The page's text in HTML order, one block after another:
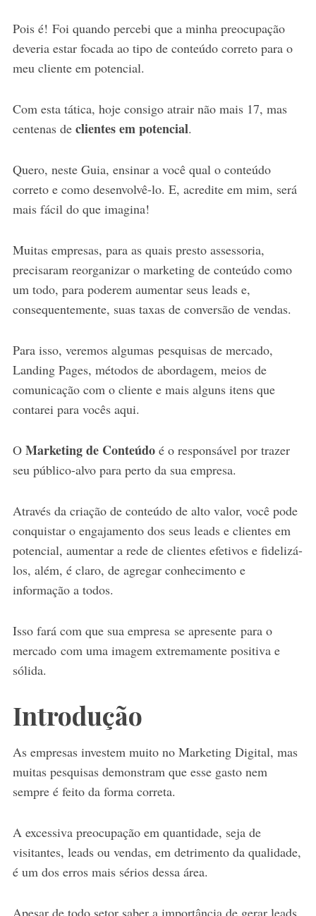
Pois é! Foi quando percebi que a minha preocupação
deveria estar focada ao tipo de conteúdo correto para o
meu cliente em potencial.
Com esta tática, hoje consigo atrair não mais 17, mas
centenas de clientes em potencial.
Quero, neste Guia, ensinar a você qual o conteúdo
correto e como desenvolvê-lo. E, acredite em mim, será
mais fácil do que imagina!
Muitas empresas, para as quais presto assessoria,
precisaram reorganizar o marketing de conteúdo como
um todo, para poderem aumentar seus leads e,
consequentemente, suas taxas de conversão de vendas.
Para isso, veremos algumas pesquisas de mercado,
Landing Pages, métodos de abordagem, meios de
comunicação com o cliente e mais alguns itens que
contarei para vocês aqui.
O Marketing de Conteúdo é o responsável por trazer
seu público-alvo para perto da sua empresa.
Através da criação de conteúdo de alto valor, você pode
conquistar o engajamento dos seus leads e clientes em
potencial, aumentar a rede de clientes efetivos e fidelizá-
los, além, é claro, de agregar conhecimento e
informação a todos.
Isso fará com que sua empresa se apresente para o
mercado com uma imagem extremamente positiva e
sólida.
Introdução
As empresas investem muito no Marketing Digital, mas
muitas pesquisas demonstram que esse gasto nem
sempre é feito da forma correta.
A excessiva preocupação em quantidade, seja de
visitantes, leads ou vendas, em detrimento da qualidade,
é um dos erros mais sérios dessa área.
Apesar de todo setor saber a importância de gerar leads